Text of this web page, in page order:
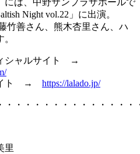
には、中野サンプラザホールで
Night vol.22」に出演。
竹善さん、熊木杏里さん、ハ
ィシャルサイト →
イト → https://lalado.jp/
・・・・・・・・・・・・・
里